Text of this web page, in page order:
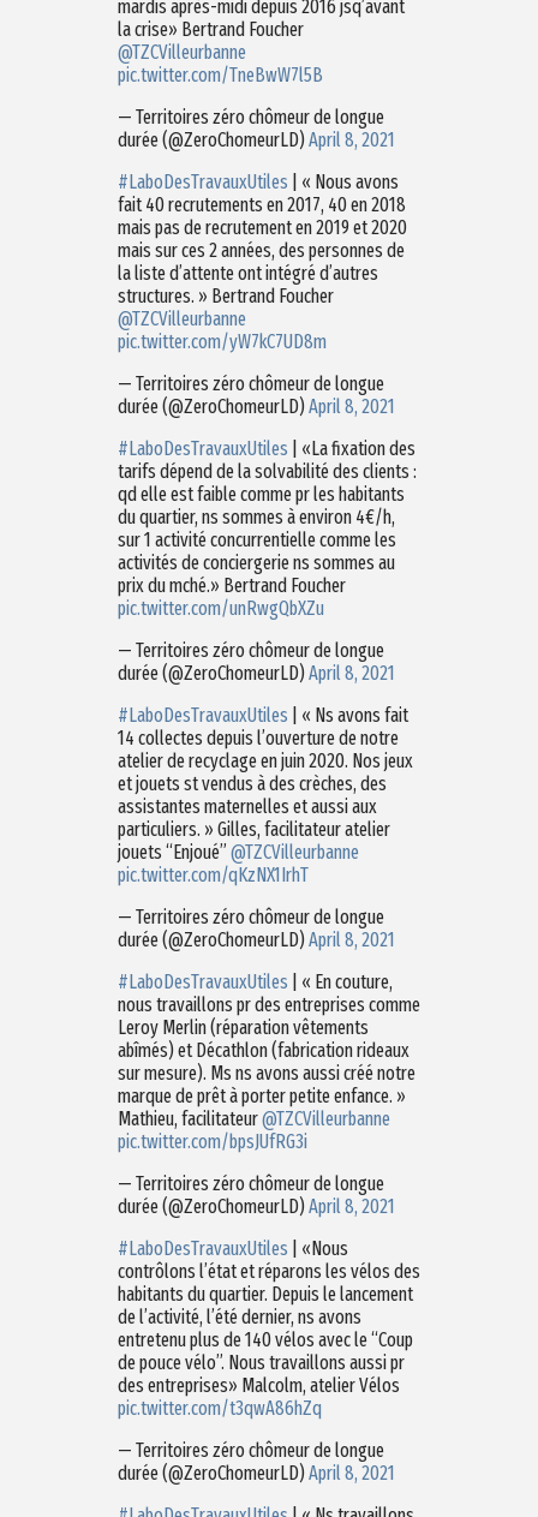
mardis après-midi depuis 2016 jsq’avant
la crise» Bertrand Foucher
@TZCVilleurbanne
pic.twitter.com/TneBwW7l5B
— Territoires zéro chômeur de longue
durée (@ZeroChomeurLD)April 8, 2021
#LaboDesTravauxUtiles | « Nous avons
fait 40 recrutements en 2017, 40 en 2018
mais pas de recrutement en 2019 et 2020
mais sur ces 2 années, des personnes de
la liste d’attente ont intégré d’autres
structures. » Bertrand Foucher
@TZCVilleurbanne
pic.twitter.com/yW7kC7UD8m
— Territoires zéro chômeur de longue
durée (@ZeroChomeurLD)April 8, 2021
#LaboDesTravauxUtiles | «La fixation des
tarifs dépend de la solvabilité des clients :
qd elle est faible comme pr les habitants
du quartier, ns sommes à environ 4€/h,
sur 1 activité concurrentielle comme les
activités de conciergerie ns sommes au
prix du mché.» Bertrand Foucher
pic.twitter.com/unRwgQbXZu
— Territoires zéro chômeur de longue
durée (@ZeroChomeurLD)April 8, 2021
#LaboDesTravauxUtiles | « Ns avons fait
14 collectes depuis l’ouverture de notre
atelier de recyclage en juin 2020. Nos jeux
et jouets st vendus à des crèches, des
assistantes maternelles et aussi aux
particuliers. » Gilles, facilitateur atelier
jouets “Enjoué” @TZCVilleurbanne
pic.twitter.com/qKzNX1IrhT
— Territoires zéro chômeur de longue
durée (@ZeroChomeurLD)April 8, 2021
#LaboDesTravauxUtiles | « En couture,
nous travaillons pr des entreprises comme
Leroy Merlin (réparation vêtements
abîmés) et Décathlon (fabrication rideaux
sur mesure). Ms ns avons aussi créé notre
marque de prêt à porter petite enfance. »
Mathieu, facilitateur@TZCVilleurbanne
pic.twitter.com/bpsJUfRG3i
— Territoires zéro chômeur de longue
durée (@ZeroChomeurLD)April 8, 2021
#LaboDesTravauxUtiles | «Nous
contrôlons l’état et réparons les vélos des
habitants du quartier. Depuis le lancement
de l’activité, l’été dernier, ns avons
entretenu plus de 140 vélos avec le “Coup
de pouce vélo”. Nous travaillons aussi pr
des entreprises» Malcolm, atelier Vélos
pic.twitter.com/t3qwA86hZq
— Territoires zéro chômeur de longue
durée (@ZeroChomeurLD)April 8, 2021